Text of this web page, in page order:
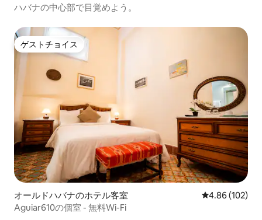
ハバナの中心部で目覚めよう。
ゲストチョイス
ゲストチョイス
オールドハバナのホテル客室 レビュー102
4.86 (102)
Aguiar610の個室 - 無料Wi-Fi